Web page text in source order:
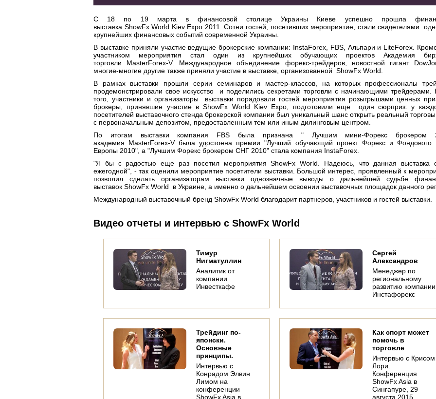
Ферлианто
директор
Инвестиционного
Института
Индонезии
Недачин
региональному
развитию компании
InstaForex
С 18 по 19 марта в финансовой столице Украины Киеве успешно прошла
выставка ShowFx World Kiev Expo 2011. Сотни гостей, посетивших мероприятие, стали свидетелями
крупнейших финансовых событий современной Украины.
В выставке приняли участие ведущие брокерские компании: InstaForex, FBS, Альпари и LiteForex. Кроме
участником мероприятия стал один из крупнейших обучающих проектов Академия
торговли MasterForex-V. Международное объединение форекс-трейдеров, новостной гигант
многие-многие другие также приняли участие в выставке, организованной ShowFx World.
В рамках выставки прошли серии семинаров и мастер-классов, на которых профессионалы
продемонстрировали свое искусство и поделились секретами торговли с начинающими трейдерами.
того, участники и организаторы выставки порадовали гостей мероприятия розыгрышами ценных
брокеры, принявшие участие в ShowFx World Kiev Expo, подготовили еще один сюрприз: у
посетителей выставочного стенда брокерской компании был уникальный шанс открыть реальный
с первоначальным депозитом, предоставленным тем или иным дилинговым центром.
По итогам выставки компания FBS была признана " Лучшим мини-Форекс брокером
академия MasterForex-V была удостоена премии "Лучший обучающий проект Форекс и Фондового
Европы 2010", а "Лучшим Форекс брокером СНГ 2010" стала компания InstaForex.
"Я бы с радостью еще раз посетил мероприятия ShowFx World. Надеюсь, что данная выставка
ежегодной", - так оценили мероприятие посетители выставки. Большой интерес, проявленный к
позволил сделать организаторам выставки однозначные выводы о дальнейшей судьбе
выставок ShowFx World в Украине, а именно о дальнейшем освоении выставочных площадок данного
Международный выставочный бренд ShowFx World благодарит партнеров, участников и гостей выставки.
Видео отчеты и интервью с ShowFx World
Тимур
Нигматуллин
Аналитик от
компании
Инвесткафе
Сергей
Александров
Менеджер по
региональному
развитию компании
Инстафорекс
Трейдинг по-
японски.
Основные
принципы.
Интервью с
Конрадом Элвин
Лимом на
конференции
ShowFx Asia в
Как спорт может
помочь в
торговле
Интервью с Крисом
Лори.
Конференция
ShowFx Asia в
Сингапуре, 29
августа 2015.